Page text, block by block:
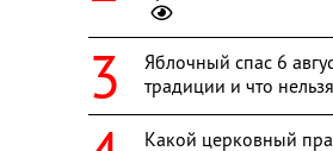
Яблочный спас 6
традиции и что
Какой церковный